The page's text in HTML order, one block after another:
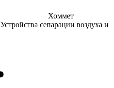
Хоммет
Устройства сепарации воздуха и